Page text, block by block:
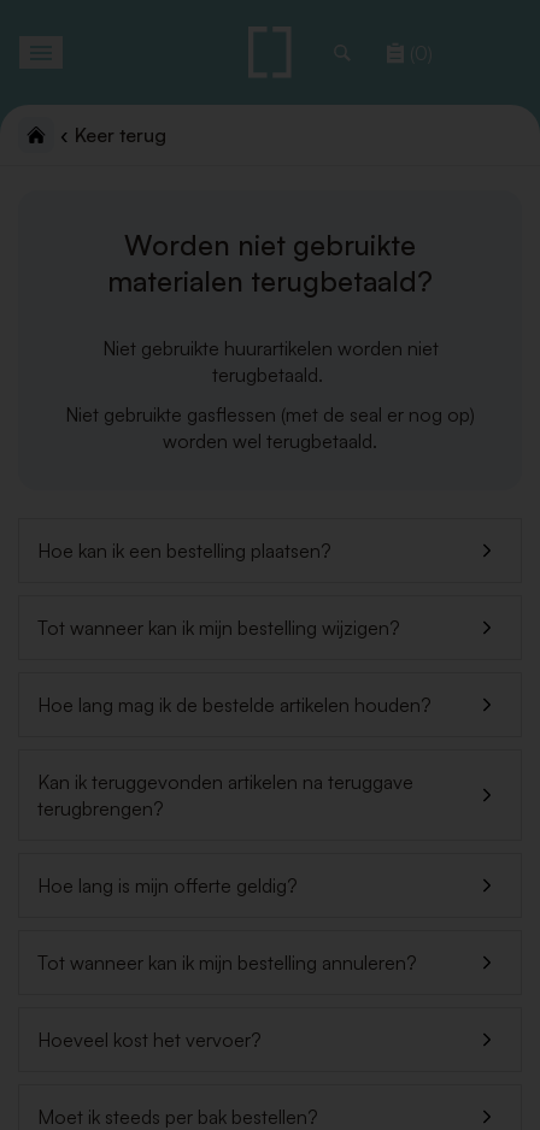
(0)
Keer terug
Worden niet gebruikte
materialen terugbetaald?
Niet gebruikte huurartikelen worden niet
terugbetaald.
Niet gebruikte gasflessen (met de seal er nog op)
worden wel terugbetaald.
Hoe kan ik een bestelling plaatsen?
Tot wanneer kan ik mijn bestelling wijzigen?
Hoe lang mag ik de bestelde artikelen houden?
Kan ik teruggevonden artikelen na teruggave
terugbrengen?
Hoe lang is mijn offerte geldig?
Tot wanneer kan ik mijn bestelling annuleren?
Hoeveel kost het vervoer?
Moet ik steeds per bak bestellen?